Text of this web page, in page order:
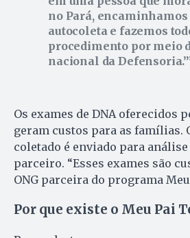
no Pará, encaminhamos
autocoleta e fazemos
procedimento por meio
nacional da Defensoria.”
Os exames de DNA oferecidos
geram custos para as famílias.
coletado é enviado para
parceiro. “Esses exames são
ONG parceira do programa
Por que existe o Meu Pai